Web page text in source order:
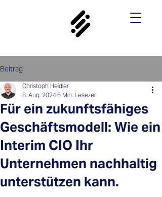
Beitrag
Für ein zukunftsfähiges
Geschäftsmodell: Wie ein
Interim CIO Ihr
Unternehmen nachhaltig
unterstützen kann.
Christoph Heidler
8. Aug. 20246 Min. Lesezeit